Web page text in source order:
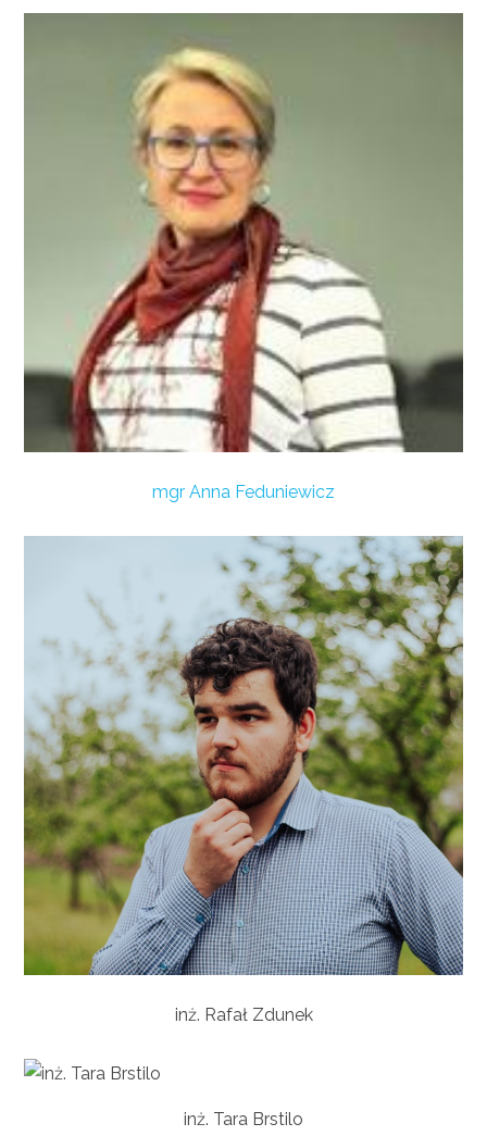
mgr Anna Feduniewicz
inż. Rafał Zdunek
inż. Tara Brstilo